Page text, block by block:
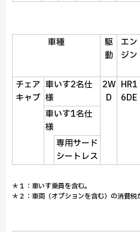
車種
駆
動
エン
ジン
チェア
キャブ
車いす2名仕
様
2W
D
HR1
6DE
車いす1名仕
様
専用サード
シートレス
＊１：車いす乗員を含む。
＊２：車両（オプションを含む）の消費税